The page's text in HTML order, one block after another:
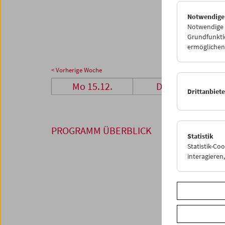
05
< Vorherige Woche
Mo 15.12. Di 16.12.
PROGRAMM ÜBERBLICK
Notwendige
Statistik
Statistik-